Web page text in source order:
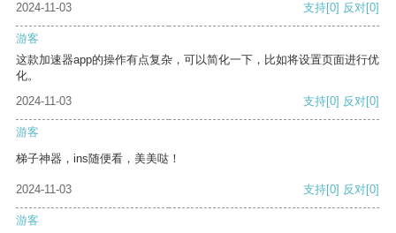
2024-11-03 支持[0] 反对[0]
游客
这款加速器app的操作有点复杂，可以简化一下，比如将设置页面进行优
化。
2024-11-03
支持[0] 反对[0]
游客
梯子神器，ins随便看，美美哒！
2024-11-03 支持[0] 反对[0]
游客